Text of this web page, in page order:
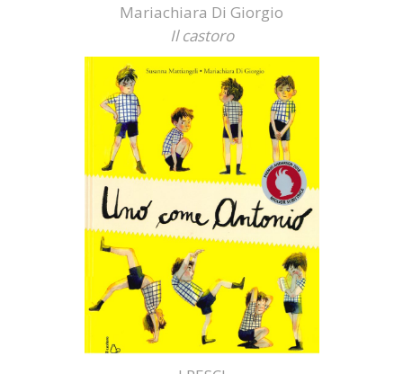
Mariachiara Di Giorgio
Il castoro